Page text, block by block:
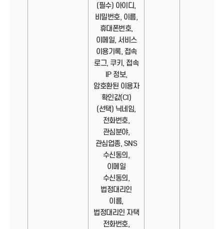
(필수) 아이디,
비밀번호, 이름,
휴대폰번호,
이메일, 서비스
이용기록, 접속
로그, 쿠키, 접속
IP 정보,
암호환된 이용자
확인값(CI)
(선택) 닉네임,
전화번호,
관심분야,
관심업종, SNS
수신동의,
이메일
수신동의,
법정대리인
이름,
법정대리인 자택
전화번호,